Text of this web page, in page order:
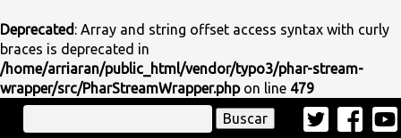
Deprecated: Array and string offset access syntax with curly
braces is deprecated in
/home/arriaran/public_html/vendor/typo3/phar-stream-
wrapper/src/PharStreamWrapper.phpon line 479
PasarBuscar